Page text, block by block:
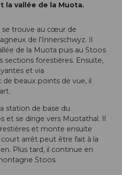
la vallée de la Muota.
se trouve au cœur de
de l'Innerschwyz. Il
de la Muota puis au Stoos
sections forestières. Ensuite,
et via
beaux points de vue, il
station de base du
et se dirige vers Muotathal. Il
et monte ensuite
arrêt peut être fait à la
Plus tard, il continue en
Stoos.